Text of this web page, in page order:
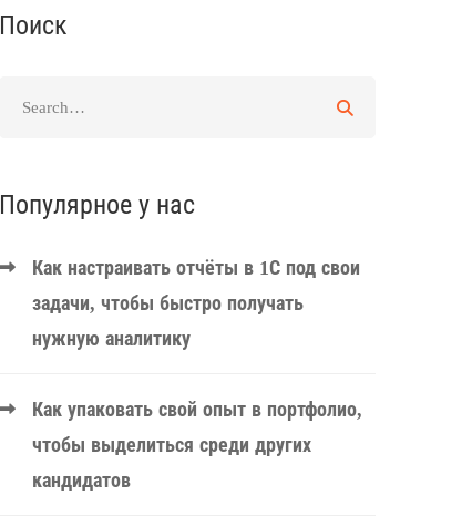
Поиск
Популярное у нас
Как настраивать отчёты в 1С под свои
задачи, чтобы быстро получать
нужную аналитику
Как упаковать свой опыт в портфолио,
чтобы выделиться среди других
кандидатов